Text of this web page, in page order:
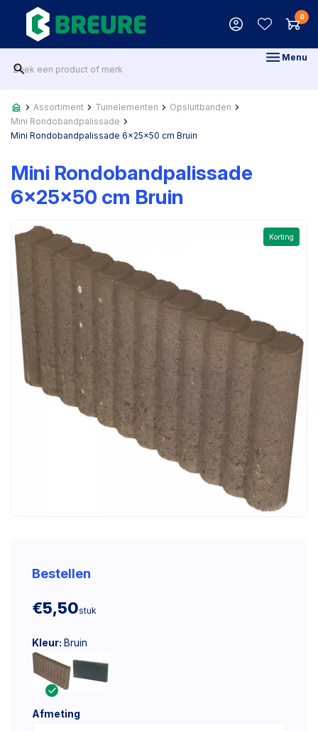
0
Menu
Assortiment Tuinelementen
Opsluitbanden
Mini Rondobandpalissade
Mini Rondobandpalissade 6x25x50 cm Bruin
Mini Rondobandpalissade
6x25x50 cm Bruin
Korting
Bestellen
€5,50stuk
Kleur: Bruin
Afmeting